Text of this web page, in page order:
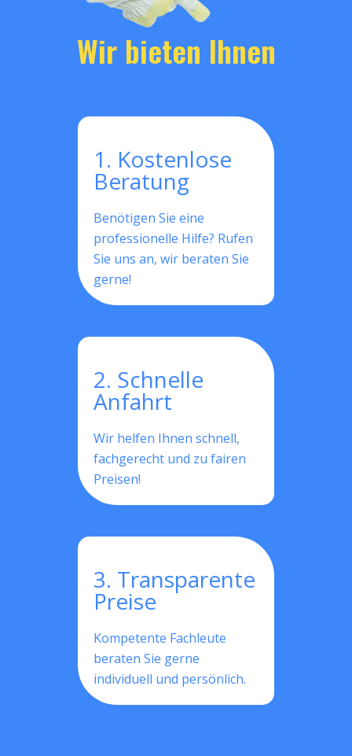
Wir bieten Ihnen
1. Kostenlose
Beratung
Benötigen Sie eine
professionelle Hilfe? Rufen
Sie uns an, wir beraten Sie
gerne!
2. Schnelle
Anfahrt
Wir helfen Ihnen schnell,
fachgerecht und zu fairen
Preisen!
3. Transparente
Preise
Kompetente Fachleute
beraten Sie gerne
individuell und persönlich.